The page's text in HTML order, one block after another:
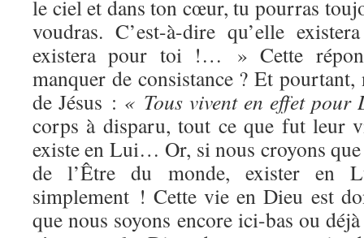
le ciel et dans ton cœur, tu pourras
voudras. C’est-à-dire qu’elle
existera pour toi !… » Cette
manquer de consistance ? Et pourtant,
de Jésus : « Tous vivent en effet
corps à disparu, tout ce que fut leur
existe en Lui… Or, si nous croyons
de l’Être du monde, exister en
simplement ! Cette vie en Dieu est
que nous soyons encore ici-bas ou